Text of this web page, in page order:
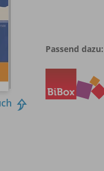
Passend dazu: